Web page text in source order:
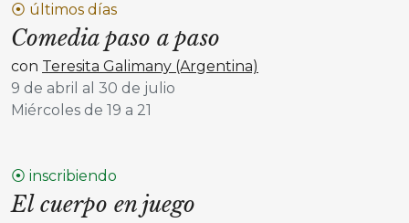
⦿ últimos días
Comedia paso a paso
con Teresita Galimany (Argentina)
9 de abril al 30 de julio
Miércoles de 19 a 21
⦿ inscribiendo
El cuerpo en juego